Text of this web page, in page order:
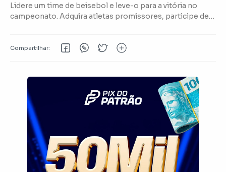
Lidere um time de beisebol e leve-o para a vitória no
campeonato. Adquira atletas promissores, participe de